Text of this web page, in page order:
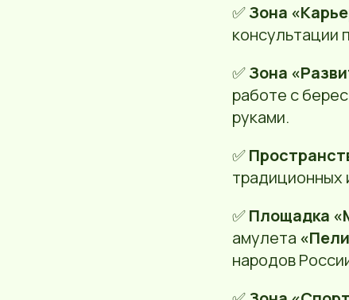
✅Зона
консультации
✅Зона
работе с
руками.
✅
традиционных
✅Площадка
амулета
народов